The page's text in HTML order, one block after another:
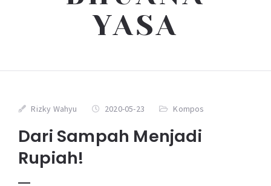
YASA
Rizky Wahyu 2020-05-23 Kompos
Dari Sampah Menjadi
Rupiah!